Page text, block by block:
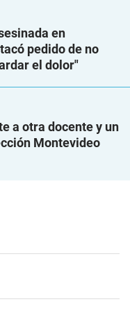
en
pedido de no
el dolor"
a otra docente y un
Montevideo